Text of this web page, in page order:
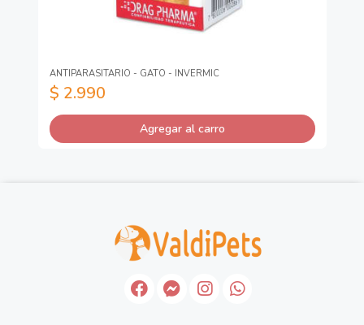
ANTIPARASITARIO - GATO - INVERMIC
$ 2.990
Agregar al carro